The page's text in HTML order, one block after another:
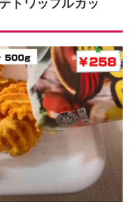
トワッフルカッ